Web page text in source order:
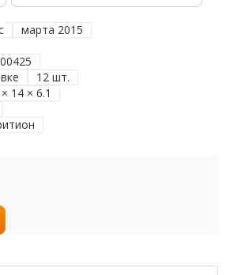
марта 2015
12 шт.
14 × 6.1